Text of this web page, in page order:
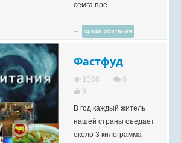
семга пре...
среда обитания
Фастфуд
1368
0
9
В год каждый житель
нашей страны съедает
около 3 килограмма